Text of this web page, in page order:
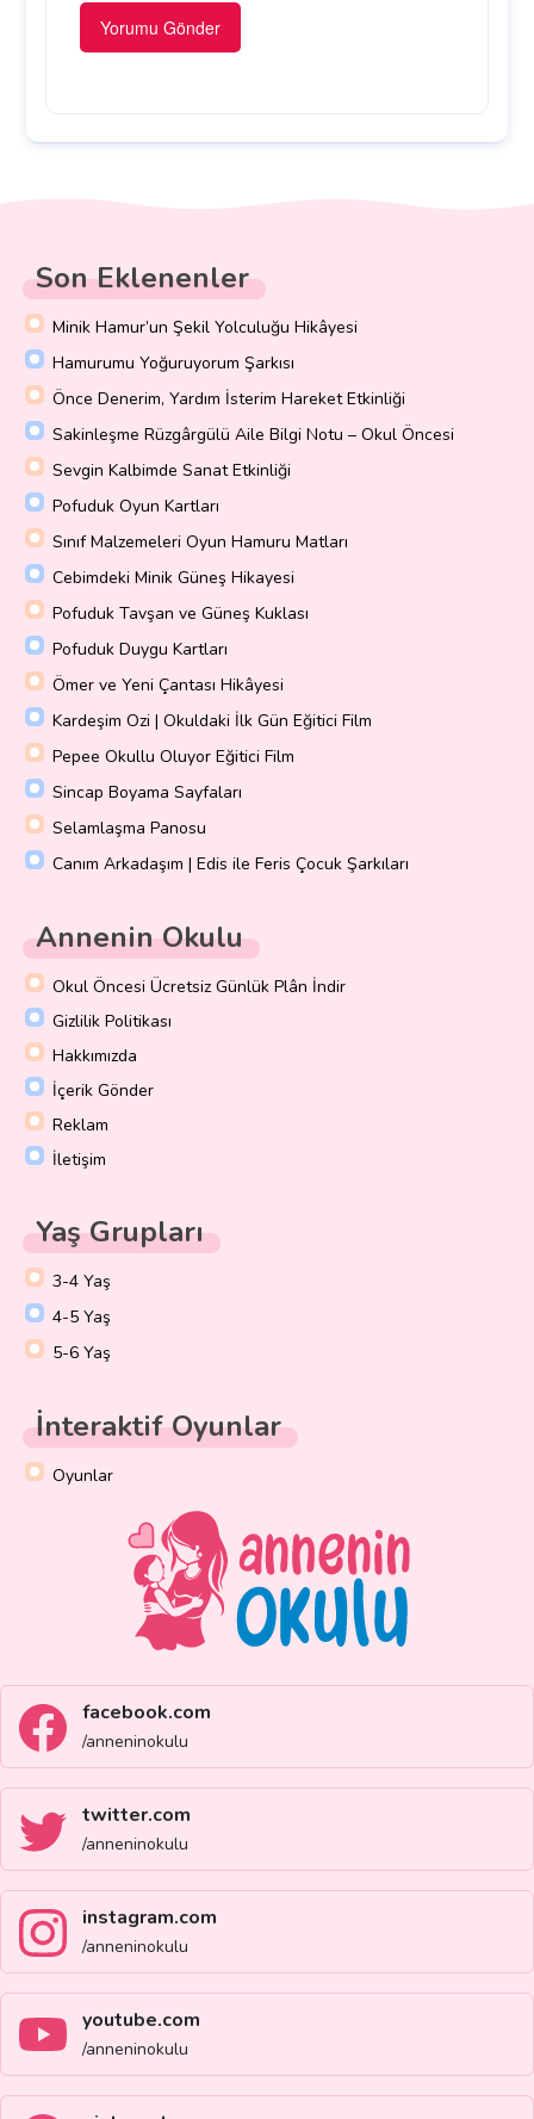
Son Eklenenler
Minik Hamur’un Şekil Yolculuğu Hikâyesi
Hamurumu Yoğuruyorum Şarkısı
Önce Denerim, Yardım İsterim Hareket Etkinliği
Sakinleşme Rüzgârgülü Aile Bilgi Notu – Okul Öncesi
Sevgin Kalbimde Sanat Etkinliği
Pofuduk Oyun Kartları
Sınıf Malzemeleri Oyun Hamuru Matları
Cebimdeki Minik Güneş Hikayesi
Pofuduk Tavşan ve Güneş Kuklası
Pofuduk Duygu Kartları
Ömer ve Yeni Çantası Hikâyesi
Kardeşim Ozi | Okuldaki İlk Gün Eğitici Film
Pepee Okullu Oluyor Eğitici Film
Sincap Boyama Sayfaları
Selamlaşma Panosu
Canım Arkadaşım | Edis ile Feris Çocuk Şarkıları
Annenin Okulu
Okul Öncesi Ücretsiz Günlük Plân İndir
Gizlilik Politikası
Hakkımızda
İçerik Gönder
Reklam
İletişim
Yaş Grupları
3-4 Yaş
4-5 Yaş
5-6 Yaş
İnteraktif Oyunlar
Oyunlar
facebook.com
/anneninokulu
twitter.com
/anneninokulu
instagram.com
/anneninokulu
youtube.com
/anneninokulu